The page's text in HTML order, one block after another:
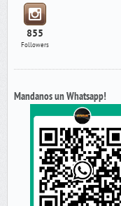
855
Followers
Mandanos un Whatsapp!